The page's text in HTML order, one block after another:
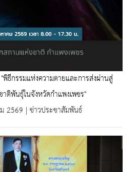
พิธีกรรมแห่งความตายและการส่งผ่านสู่
ติพันธุ์ในจังหวัดกำแพงเพชร"
2569 | ข่าวประชาสัมพันธ์